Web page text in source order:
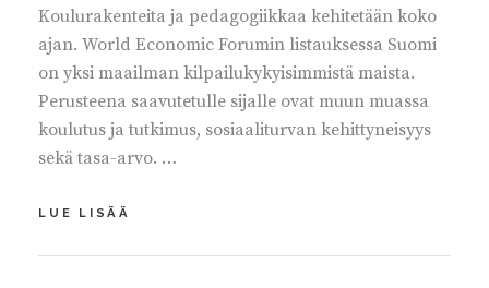
Koulurakenteita ja pedagogiikkaa kehitetään koko
ajan. World Economic Forumin listauksessa Suomi
on yksi maailman kilpailukykyisimmistä maista.
Perusteena saavutetulle sijalle ovat muun muassa
koulutus ja tutkimus, sosiaaliturvan kehittyneisyys
sekä tasa-arvo. …
LUE LISÄÄ
MAAILMAA